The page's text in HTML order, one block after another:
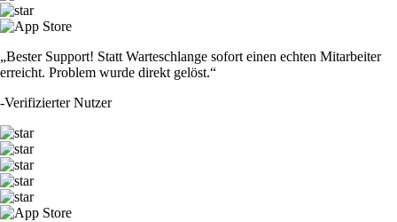
„Bester Support! Statt Warteschlange sofort einen echten Mitarbeiter
erreicht. Problem wurde direkt gelöst.“
-Verifizierter Nutzer